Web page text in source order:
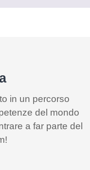
in un percorso
del mondo
a far parte del